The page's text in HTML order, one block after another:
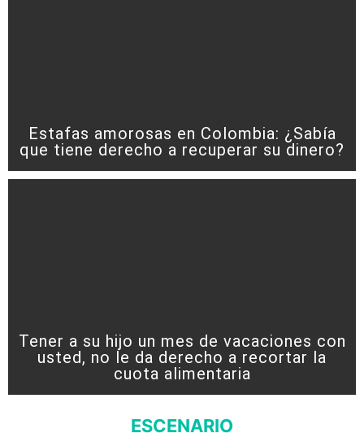
Estafas amorosas en Colombia: ¿Sabía
que tiene derecho a recuperar su dinero?
Tener a su hijo un mes de vacaciones con
usted, no le da derecho a recortar la
cuota alimentaria
ESCENARIO